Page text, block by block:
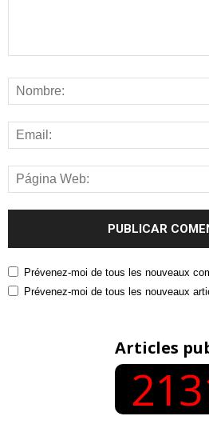
Prévenez-moi de tous les nouveaux
Prévenez-moi de tous les nouveaux
Articles